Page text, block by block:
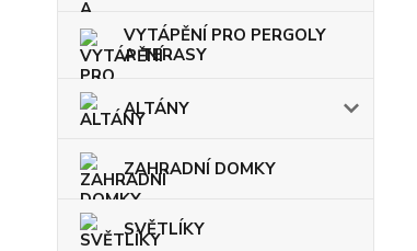
VYTÁPĚNÍ PRO PERGOLY
A TERASY
ALTÁNY
ZAHRADNÍ DOMKY
SVĚTLÍKY